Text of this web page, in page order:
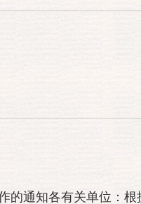
的通知各有关单位：